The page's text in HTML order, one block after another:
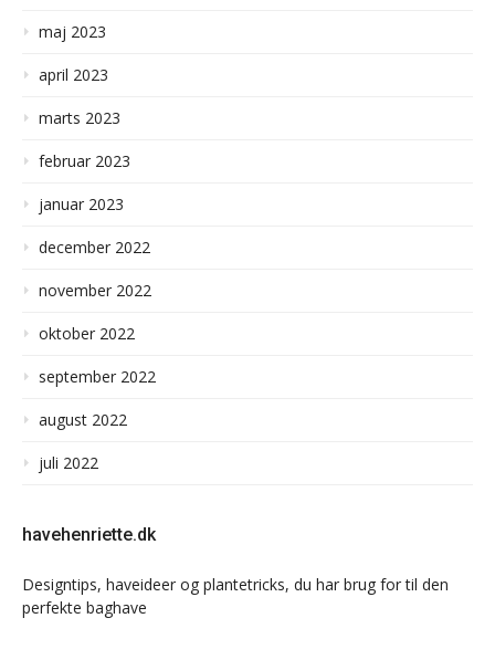
maj 2023
april 2023
marts 2023
februar 2023
januar 2023
december 2022
november 2022
oktober 2022
september 2022
august 2022
juli 2022
havehenriette.dk
Designtips, haveideer og plantetricks, du har brug for til den
perfekte baghave